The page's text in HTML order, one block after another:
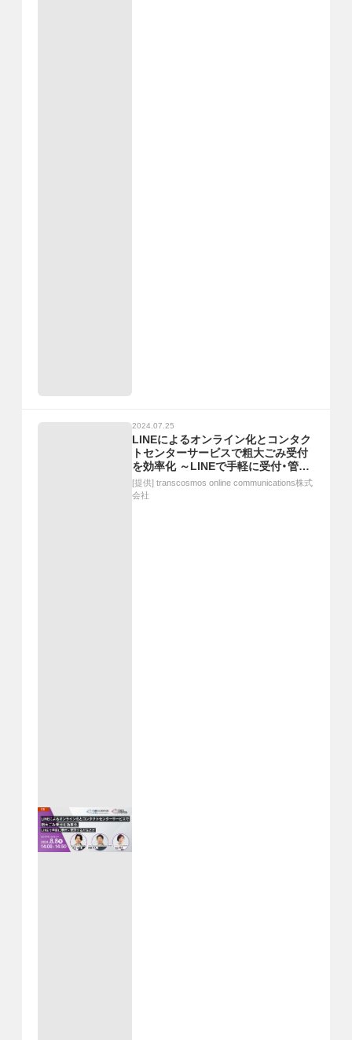
2024.07.25
LINEによるオンライン化とコンタク
トセンターサービスで粗大ごみ受付
を効率化 ～LINEで手軽に受付・管理
する方法とは～
[提供] transcosmos online communications株式
会社